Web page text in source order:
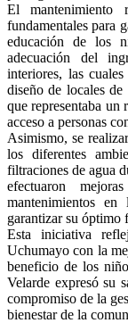
El mantenimiento
fundamentales para
educación de los
adecuación del
interiores, las
diseño de locales
que representaba un
acceso a personas
Asimismo, se
los diferentes
filtraciones de agua
efectuaron
mantenimientos en
garantizar su óptimo
Esta iniciativa
Uchumayo con la
beneficio de los
Velarde expresó su
compromiso de la
bienestar de la